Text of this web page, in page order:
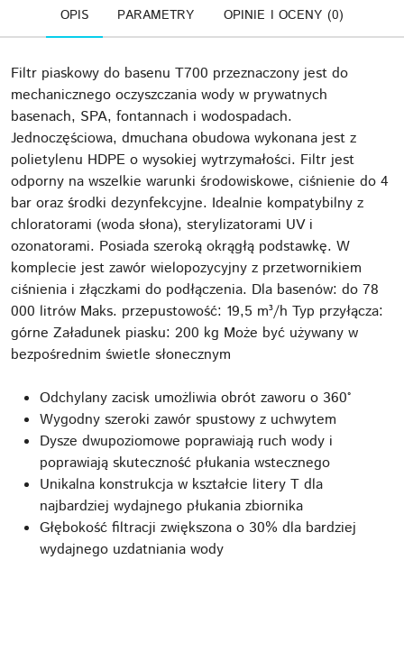
OPIS PARAMETRY OPINIE I OCENY (0)
Filtr piaskowy do basenu T700 przeznaczony jest do
mechanicznego oczyszczania wody w prywatnych
basenach, SPA, fontannach i wodospadach.
Jednoczęściowa, dmuchana obudowa wykonana jest z
polietylenu HDPE o wysokiej wytrzymałości. Filtr jest
odporny na wszelkie warunki środowiskowe, ciśnienie do 4
bar oraz środki dezynfekcyjne. Idealnie kompatybilny z
chloratorami (woda słona), sterylizatorami UV i
ozonatorami. Posiada szeroką okrągłą podstawkę. W
komplecie jest zawór wielopozycyjny z przetwornikiem
ciśnienia i złączkami do podłączenia. Dla basenów: do 78
000 litrów Maks. przepustowość: 19,5 m³/h Typ przyłącza:
górne Załadunek piasku: 200 kg Może być używany w
bezpośrednim świetle słonecznym
Odchylany zacisk umożliwia obrót zaworu o 360°
Wygodny szeroki zawór spustowy z uchwytem
Dysze dwupoziomowe poprawiają ruch wody i
poprawiają skuteczność płukania wstecznego
Unikalna konstrukcja w kształcie litery T dla
najbardziej wydajnego płukania zbiornika
Głębokość filtracji zwiększona o 30% dla bardziej
wydajnego uzdatniania wody